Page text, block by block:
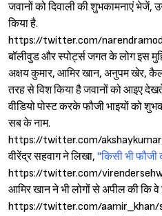
जवानों को दिवाली की शुभकामनाएं भेजें,
किया है.
https://twitter.com/
बॉलीवुड और स्पोर्ट्स जगत के लोग इस
अक्षय कुमार, आमिर खान, अनुपम खेर,
तरह से विश किया है जवानों को आइए
वीडियो पोस्ट करके फौजी भाइयों को
सब के नाम.
https://twitter.com/
वीरेंद्र सहवाग ने लिखा, ''किसी भी फौजी
https://twitter.com/
आमिर खान ने भी लोगों से अपील की कि
https://twitter.com/